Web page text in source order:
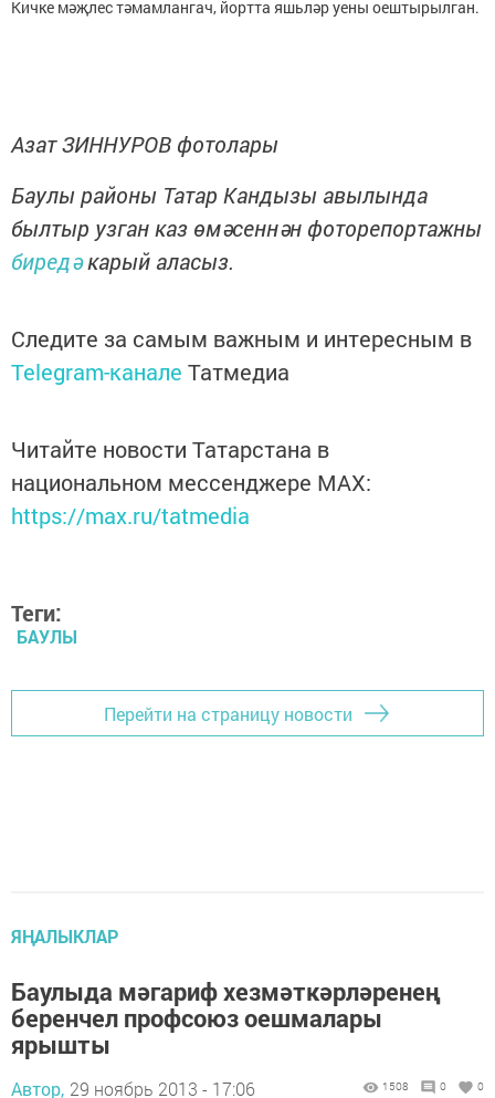
Кичке мәҗлес тәмамлангач, йортта яшьләр уены оештырылган.
Азат ЗИННУРОВ фотолары
Баулы районы Татар Кандызы авылында
былтыр узган каз өмәсеннән фоторепортажны
биредәкарый аласыз.
Следите за самым важным и интересным в
Telegram-канале Татмедиа
Читайте новости Татарстана в
национальном мессенджере MАХ:
https://max.ru/tatmedia
Теги:
БАУЛЫ
Перейти на страницу новости
ЯҢАЛЫКЛАР
Баулыда мәгариф хезмәткәрләренең
беренчел профсоюз оешмалары
ярышты
Автор, 29 ноябрь 2013 - 17:06 1508 0 0